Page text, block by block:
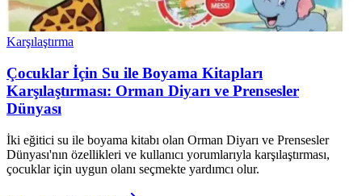
Karşılaştırma
Çocuklar İçin Su ile Boyama Kitapları
Karşılaştırması: Orman Diyarı ve Prensesler
Dünyası
İki eğitici su ile boyama kitabı olan Orman Diyarı ve Prensesler
Dünyası'nın özellikleri ve kullanıcı yorumlarıyla karşılaştırması,
çocuklar için uygun olanı seçmekte yardımcı olur.